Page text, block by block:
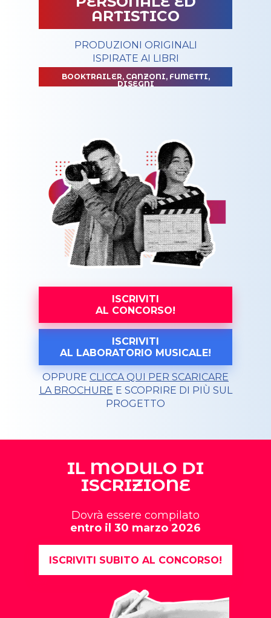
ARTISTICO
PRODUZIONI ORIGINALI
ISPIRATE AI LIBRI
BOOKTRAILER, CANZONI, FUMETTI,
DISEGNI
OPPURE CLICCA QUI PER SCARICARE
LA BROCHURE E SCOPRIRE DI PIÙ SUL
PROGETTO
ISCRIVITI
AL LABORATORIO MUSICALE!
ISCRIVITI
AL CONCORSO!
ISCRIVITI SUBITO AL CONCORSO!
Dovrà essere compilato
entro il 30 marzo 2026
IL MODULO DI
ISCRIZIONE